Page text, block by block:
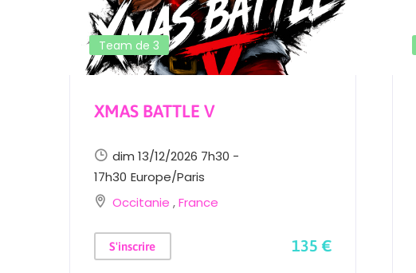
Team de 3
XMAS BATTLE V
dim 13/12/2026 7h30 -
17h30 Europe/Paris
Occitanie ,France
S'inscrire 135 €